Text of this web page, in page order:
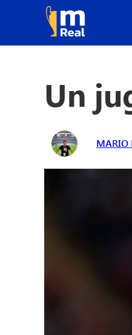
Un
MARIO